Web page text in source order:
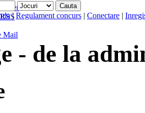
|Regulament concurs | Conectare |
- de la